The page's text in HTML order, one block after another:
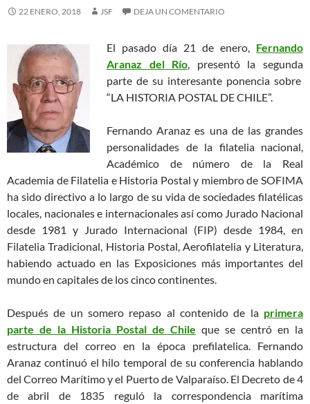
22 ENERO, 2018 JSF DEJA UN COMENTARIO
El pasado día 21 de enero, Fernando
Aranaz del Río, presentó la segunda
parte de su interesante ponencia sobre
“LA HISTORIA POSTAL DE CHILE”.
Fernando Aranaz es una de las grandes
personalidades de la filatelia nacional,
Académico de número de la Real
Academia de Filatelia e Historia Postal y miembro de SOFIMA
ha sido directivo a lo largo de su vida de sociedades filatélicas
locales, nacionales e internacionales así como Jurado Nacional
desde 1981 y Jurado Internacional (FIP) desde 1984, en
Filatelia Tradicional, Historia Postal, Aerofilatelia y Literatura,
habiendo actuado en las Exposiciones más importantes del
mundo en capitales de los cinco continentes.
Después de un somero repaso al contenido de la primera
parte de la Historia Postal de Chile que se centró en la
estructura del correo en la época prefilatelica. Fernando
Aranaz continuó el hilo temporal de su conferencia hablando
del Correo Marítimo y el Puerto de Valparaíso. El Decreto de 4
de abril de 1835 reguló la correspondencia marítima